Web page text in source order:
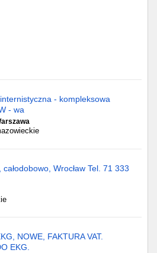
- kompleksowa
- wa
Wrocław Tel. 71 333
NOWE, FAKTURA VAT.
EKG.